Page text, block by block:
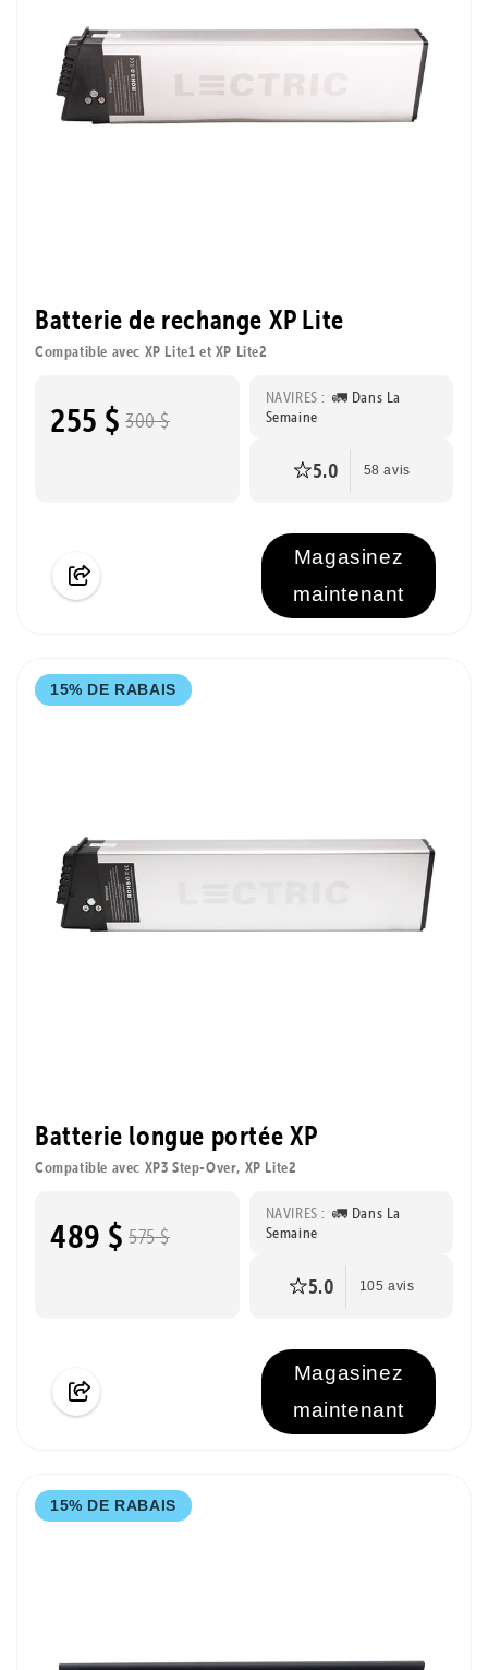
Batterie de rechange XP Lite
Compatible avec XP Lite1 et XP Lite2
255 $ 300 $
NAVIRES : 🚛 Dans La
Semaine
5.0 58 avis
Magasinez
maintenant
15% DE RABAIS
Batterie longue portée XP
Compatible avec XP3 Step-Over, XP Lite2
489 $ 575 $
NAVIRES : 🚛 Dans La
Semaine
5.0 105 avis
Magasinez
maintenant
15% DE RABAIS